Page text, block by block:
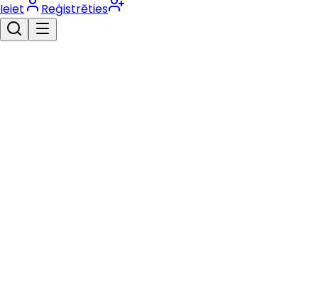
Ieiet Reģistrēties